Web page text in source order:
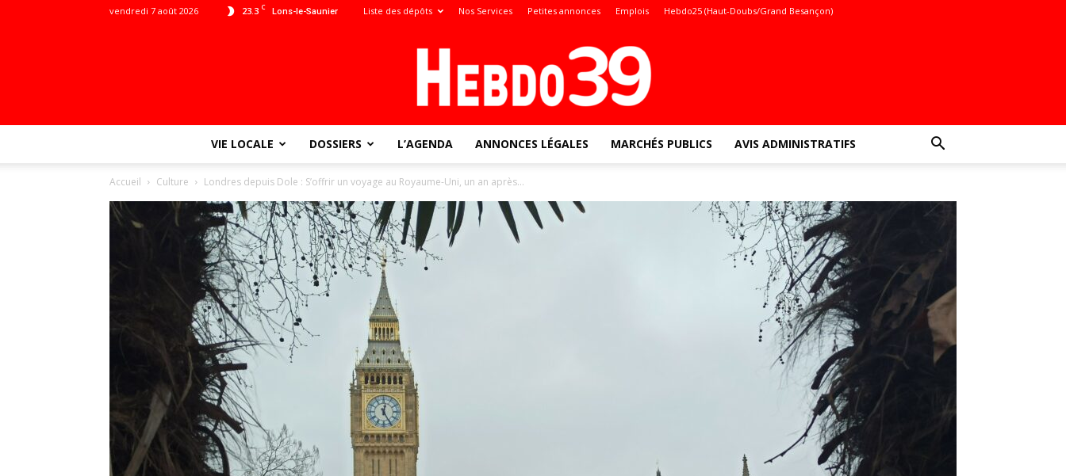
23.3 C Lons-le-Saunier
vendredi 7 août 2026 Liste des dépôts Nos Services Petites annonces Emplois Hebdo25 (Haut-Doubs/Grand Besançon)
VIE LOCALE DOSSIERS L’AGENDA ANNONCES LÉGALES MARCHÉS PUBLICS AVIS ADMINISTRATIFS
Accueil Culture Londres depuis Dole : S’offrir un voyage au Royaume-Uni, un an après...